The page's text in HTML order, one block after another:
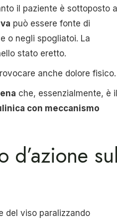
il paziente è sottoposto a
può essere fonte di
o negli spogliatoi. La
stato eretto.
anche dolore fisico.
che, essenzialmente, è il
con meccanismo
d’azione sul
del viso paralizzando